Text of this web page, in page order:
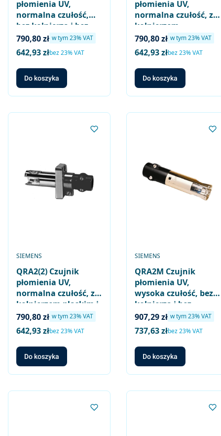
płomienia UV,
normalna czułość,
bez kołnierza i bez
obejmy, do
temperatur
chwilowych maks.
200°C
Cena brutto
790,80 zł w tym %s VAT
w tym23%VAT
Cena netto
642,93 złbez 23% VAT
Do koszyka
płomienia UV,
normalna czułość, z
kołnierzem
zaokrąglonym i
obejmą
Cena brutto
790,80 zł w tym %s VAT
w tym23%VAT
Cena netto
642,93 złbez 23% VAT
Do koszyka
QRA2(2) Czujnik
płomienia UV,
normalna czułość, z
kołnierzem płaskim i
obejmą
PRODUCENT
SIEMENS
Cena brutto
790,80 zł w tym %s VAT
w tym23%VAT
Cena netto
642,93 złbez 23% VAT
Do koszyka
QRA2M Czujnik
płomienia UV,
wysoka czułość, bez
kołnierza i bez
obejmy
PRODUCENT
SIEMENS
Cena brutto
907,29 zł w tym %s VAT
w tym23%VAT
Cena netto
737,63 złbez 23% VAT
Do koszyka